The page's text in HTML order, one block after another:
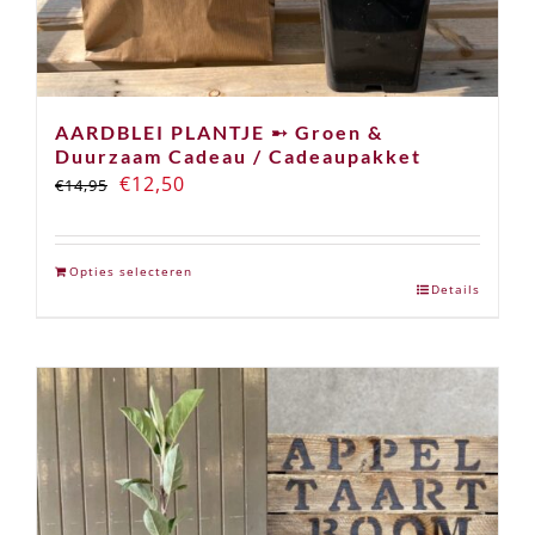
AARDBLEI PLANTJE ➸ Groen &
Duurzaam Cadeau / Cadeaupakket
€14,95 Oorspronkelijke
was:
€14,95.
€12,50
is:
€12,50.
Opties selecteren
Details